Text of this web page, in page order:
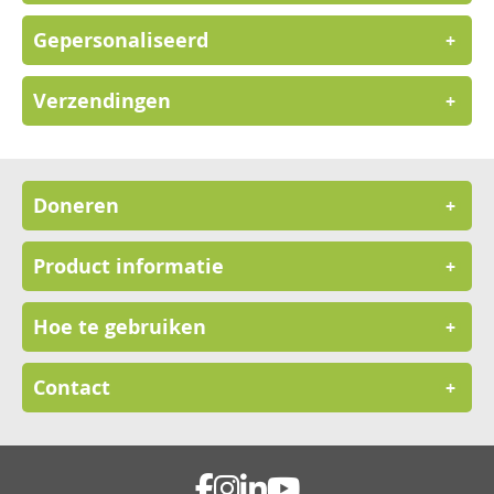
Gepersonaliseerd +
Verzendingen +
Doneren +
Product informatie +
Hoe te gebruiken +
Contact +